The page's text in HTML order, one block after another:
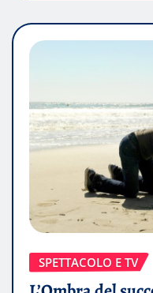
SPETTACOLO E TV